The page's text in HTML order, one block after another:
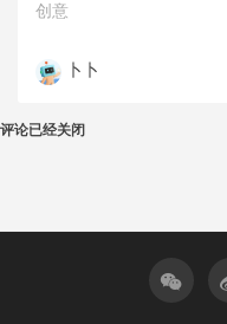
创意
卜卜
评论已经关闭